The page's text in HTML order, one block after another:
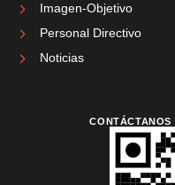
Imagen-Objetivo
Personal Directivo
Noticias
CONTÁCTANOS